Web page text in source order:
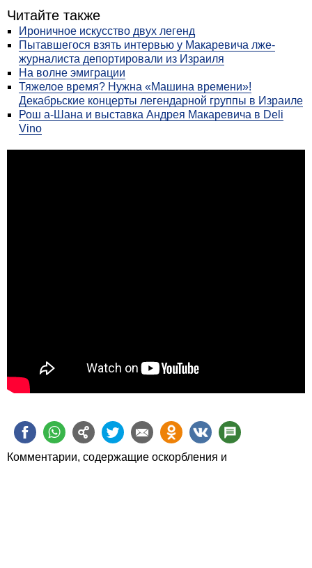
Читайте также
Ироничное искусство двух легенд
Пытавшегося взять интервью у Макаревича лже-
журналиста депортировали из Израиля
На волне эмиграции
Тяжелое время? Нужна «Машина времени»!
Декабрьские концерты легендарной группы в Израиле
Рош а-Шана и выставка Андрея Макаревича в Deli
Vino
Комментарии, содержащие оскорбления и